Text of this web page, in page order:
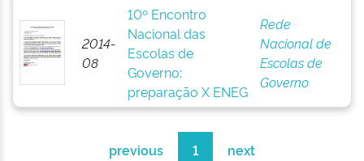
2014-
08
10º Encontro
Nacional das
Escolas de
Governo:
preparação X ENEG
Rede
Nacional de
Escolas de
Governo
previous 1 next